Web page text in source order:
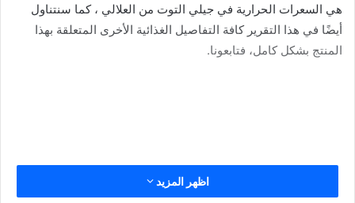
هي السعرات الحرارية في جيلي التوت من العلالي ، كما سنتناول
أيضًا في هذا التقرير كافة التفاصيل الغذائية الأخرى المتعلقة بهذا
المنتج بشكل كامل، فتابعونا.
اظهر المزيد